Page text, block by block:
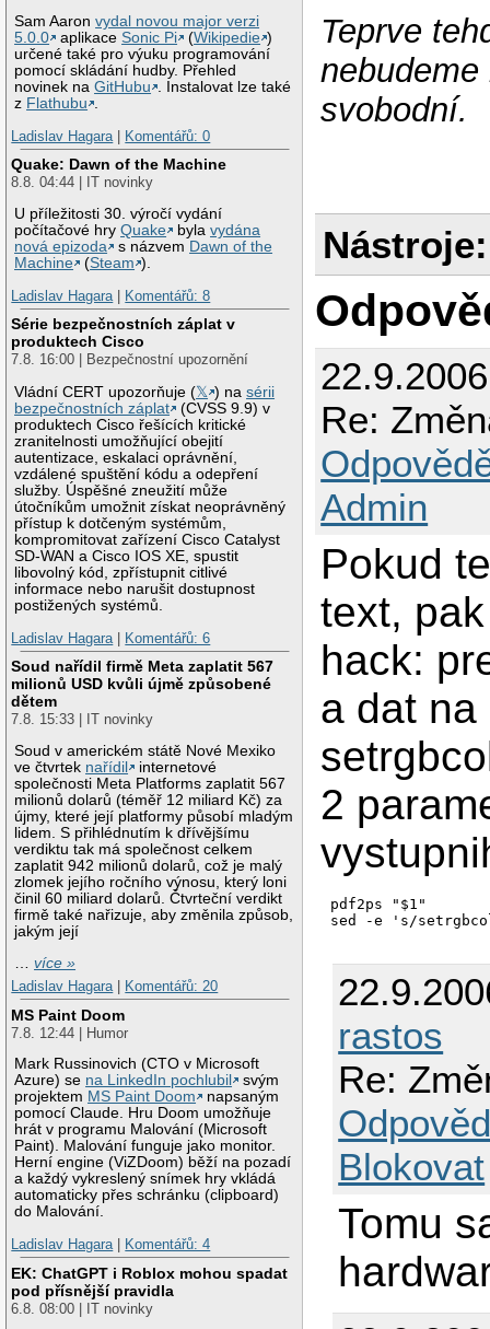
Sam Aaronvydal novou major verzi
5.0.0
aplikaceSonic Pi (Wikipedie )
určené také pro výuku programování
pomocí skládání hudby. Přehled
novinek naGitHubu . Instalovat lze také
z Flathubu .
Ladislav Hagara | Komentářů: 0
Quake: Dawn of the Machine
8.8. 04:44 | IT novinky
U příležitosti 30. výročí vydání
počítačové hryQuake bylavydána
nová epizoda
s názvem Dawn of the
Machine
(Steam ).
Ladislav Hagara | Komentářů: 8
Série bezpečnostních záplat v
produktech Cisco
7.8. 16:00 | Bezpečnostní upozornění
Vládní CERT upozorňuje (𝕏 ) nasérii
bezpečnostních záplat
(CVSS 9.9) v
produktech Cisco řešících kritické
zranitelnosti umožňující obejití
autentizace, eskalaci oprávnění,
vzdálené spuštění kódu a odepření
služby. Úspěšné zneužití může
útočníkům umožnit získat neoprávněný
přístup k dotčeným systémům,
kompromitovat zařízení Cisco Catalyst
SD-WAN a Cisco IOS XE, spustit
libovolný kód, zpřístupnit citlivé
informace nebo narušit dostupnost
postižených systémů.
Ladislav Hagara | Komentářů: 6
Soud nařídil firmě Meta zaplatit 567
milionů USD kvůli újmě způsobené
dětem
7.8. 15:33 | IT novinky
Soud v americkém státě Nové Mexiko
ve čtvrtek nařídil
internetové
společnosti Meta Platforms zaplatit 567
milionů dolarů (téměř 12 miliard Kč) za
újmy, které její platformy působí mladým
lidem. S přihlédnutím k dřívějšímu
verdiktu tak má společnost celkem
zaplatit 942 milionů dolarů, což je malý
zlomek jejího ročního výnosu, který loni
činil 60 miliard dolarů. Čtvrteční verdikt
firmě také nařizuje, aby změnila způsob,
jakým její
…více »
Ladislav Hagara| Komentářů: 20
MS Paint Doom
7.8. 12:44 | Humor
Mark Russinovich (CTO v Microsoft
Azure) se na LinkedIn pochlubil
svým
projektem MS Paint Doom
napsaným
pomocí Claude. Hru Doom umožňuje
hrát v programu Malování (Microsoft
Paint). Malování funguje jako monitor.
Herní engine (ViZDoom) běží na pozadí
a každý vykreslený snímek hry vkládá
automaticky přes schránku (clipboard)
do Malování.
Ladislav Hagara| Komentářů: 4
EK: ChatGPT i Roblox mohou spadat
pod přísnější pravidla
6.8. 08:00 | IT novinky
Teprve
svobodní.
Nástroje:
Re:
Admin
Pokud
text,
hack:
a dat
2
pdf2ps "$1"
rastos
Re:
Blokovat
Tomu